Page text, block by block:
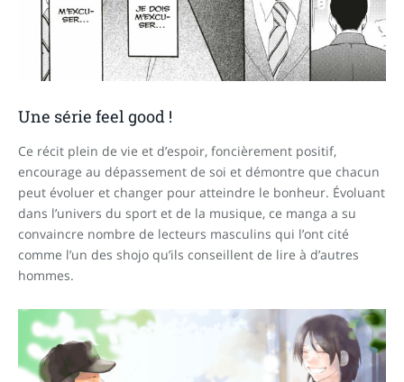
Une série feel good !
Ce récit plein de vie et d’espoir, foncièrement positif,
encourage au dépassement de soi et démontre que chacun
peut évoluer et changer pour atteindre le bonheur. Évoluant
dans l’univers du sport et de la musique, ce manga a su
convaincre nombre de lecteurs masculins qui l’ont cité
comme l’un des shojo qu’ils conseillent de lire à d’autres
hommes.